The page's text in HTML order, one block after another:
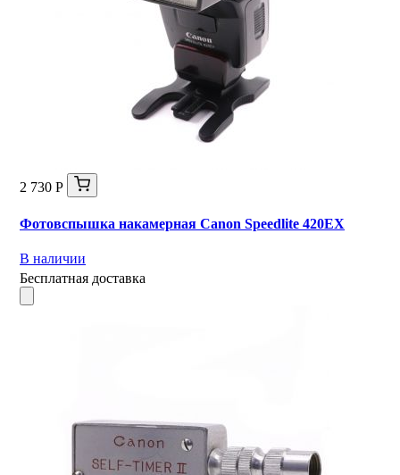
2 730 Р
Фотовспышка накамерная Canon Speedlite 420EX
В наличии
Бесплатная доставка